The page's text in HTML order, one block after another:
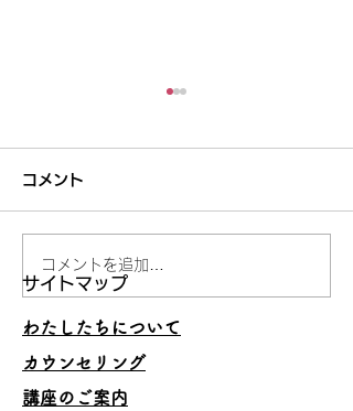
妥当でないことを承認し
ない
コメント
コメントを追加…
サイトマップ
わたしたちについて
カウンセリング
講座のご案内